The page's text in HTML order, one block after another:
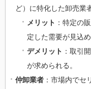
ど）に特化した卸売業
メリット ：特定の
定した需要が見込め
デメリット ：取引
が求められる。
仲卸業者 ：市場内でセ